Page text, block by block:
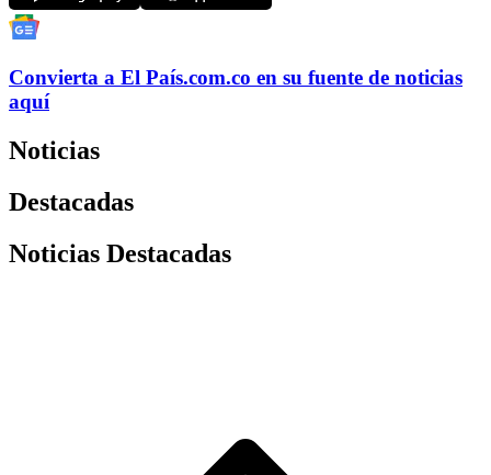
Convierta a El País.com.co en su fuente de noticias
aquí
Noticias
Destacadas
Noticias Destacadas